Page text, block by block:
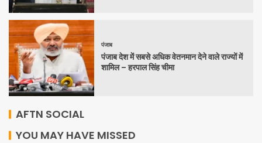
पंजाब
पंजाब देश में सबसे अधिक वेतनमान देने वाले राज्यों में
शामिल – हरपाल सिंह चीमा
AFTN SOCIAL
YOU MAY HAVE MISSED